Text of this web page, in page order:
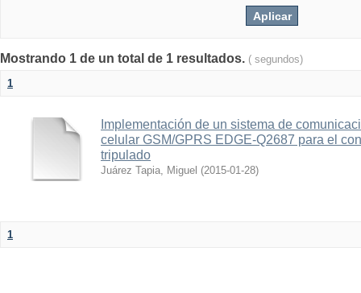
Mostrando 1 de un total de 1 resultados. ( segundos)
1
Implementación de un sistema de
celular GSM/GPRS EDGE-Q2687 para el
tripulado
Juárez Tapia, Miguel (2015-01-28)
1